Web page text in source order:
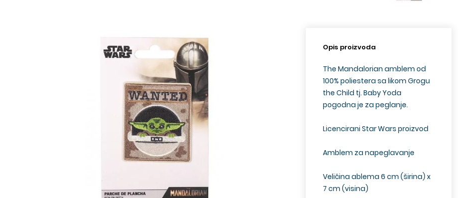
Opis proizvoda
The Mandalorian amblem od
100% poliestera sa likom Grogu
the Child tj. Baby Yoda
pogodna je za peglanje.
Licencirani Star Wars proizvod
Amblem za napeglavanje
Veličina ablema 6 cm (širina) x
7 cm (visina)